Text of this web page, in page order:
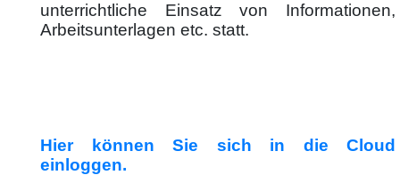
unterrichtliche Einsatz von Informationen,
Arbeitsunterlagen etc. statt.
Hier können Sie sich in die Cloud
einloggen.